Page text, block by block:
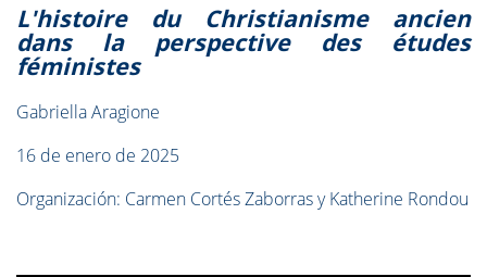
L'histoire du Christianisme ancien
dans la perspective des études
féministes
Gabriella Aragione
16 de enero de 2025
Organización: Carmen Cortés Zaborras y Katherine Rondou